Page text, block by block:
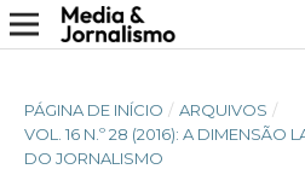
PÁGINA DE INÍCIO / ARQUIVOS /
VOL. 16 N.º 28 (2016): A DIMENSÃO
DO JORNALISMO